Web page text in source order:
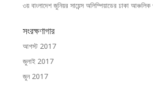
৩য় বাংলাদেশ জুনিয়র সায়েন্স অলিম্পিয়াডের ঢাকা আঞ্চলিক
সংরক্ষণাগার
আগস্ট 2017
জুলাই 2017
জুন 2017